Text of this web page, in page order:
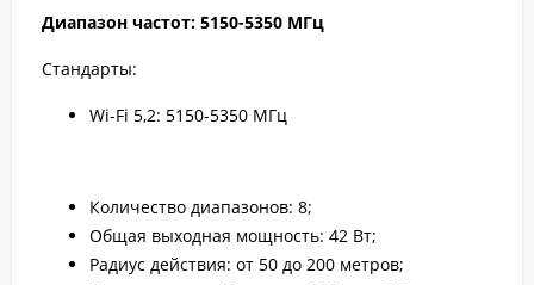
Диапазон частот: 5150-5350 МГц
Стандарты:
Wi-Fi 5,2: 5150-5350 МГц
Количество диапазонов: 8;
Общая выходная мощность: 42 Вт;
Радиус действия: от 50 до 200 метров;